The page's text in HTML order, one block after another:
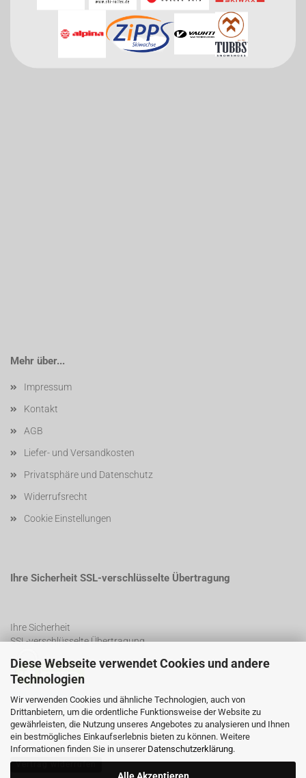
Diese Webseite verwendet Cookies und andere
Technologien
Wir verwenden Cookies und ähnliche Technologien, auch von
Drittanbietern, um die ordentliche Funktionsweise der Website zu
gewährleisten, die Nutzung unseres Angebotes zu analysieren und Ihnen
ein bestmögliches Einkaufserlebnis bieten zu können. Weitere
Informationen finden Sie in unserer Datenschutzerklärung.
Mehr über...
Impressum
Kontakt
AGB
Liefer- und Versandkosten
Privatsphäre und Datenschutz
Widerrufsrecht
Cookie Einstellungen
Ihre Sicherheit SSL-verschlüsselte Übertragung
Ihre Sicherheit
SSL-verschlüsselte Übertragung
SSL Certificate
Vertrag widerrufen